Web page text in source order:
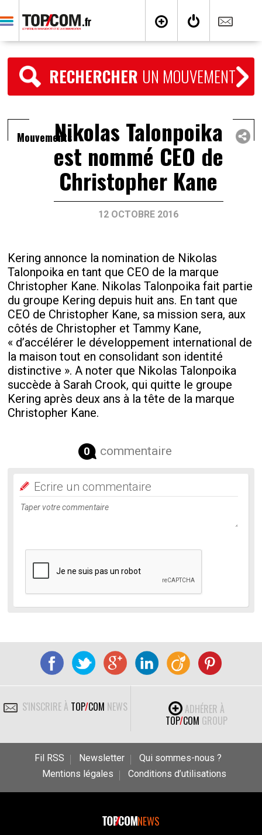
RECHERCHER UN MOUVEMENT
MouvementsNikolas Talonpoika
est nommé CEO de
Christopher Kane
12 OCTOBRE 2016
Kering annonce la nomination de Nikolas
Talonpoika en tant que CEO de la marque
Christopher Kane. Nikolas Talonpoika fait partie
du groupe Kering depuis huit ans. En tant que
CEO de Christopher Kane, sa mission sera, aux
côtés de Christopher et Tammy Kane,
« d’accélérer le développement international de
la maison tout en consolidant son identité
distinctive ». A noter que Nikolas Talonpoika
succède à Sarah Crook, qui quitte le groupe
Kering après deux ans à la tête de la marque
Christopher Kane.
0 commentaire
Ecrire un commentaire
S'INSCRIRE À TOP/COM NEWS
ADHÉRER À
TOP/COM GROUP
Fil RSS Newsletter
Qui sommes-nous ?
Mentions légales
Conditions d’utilisations
NEWS